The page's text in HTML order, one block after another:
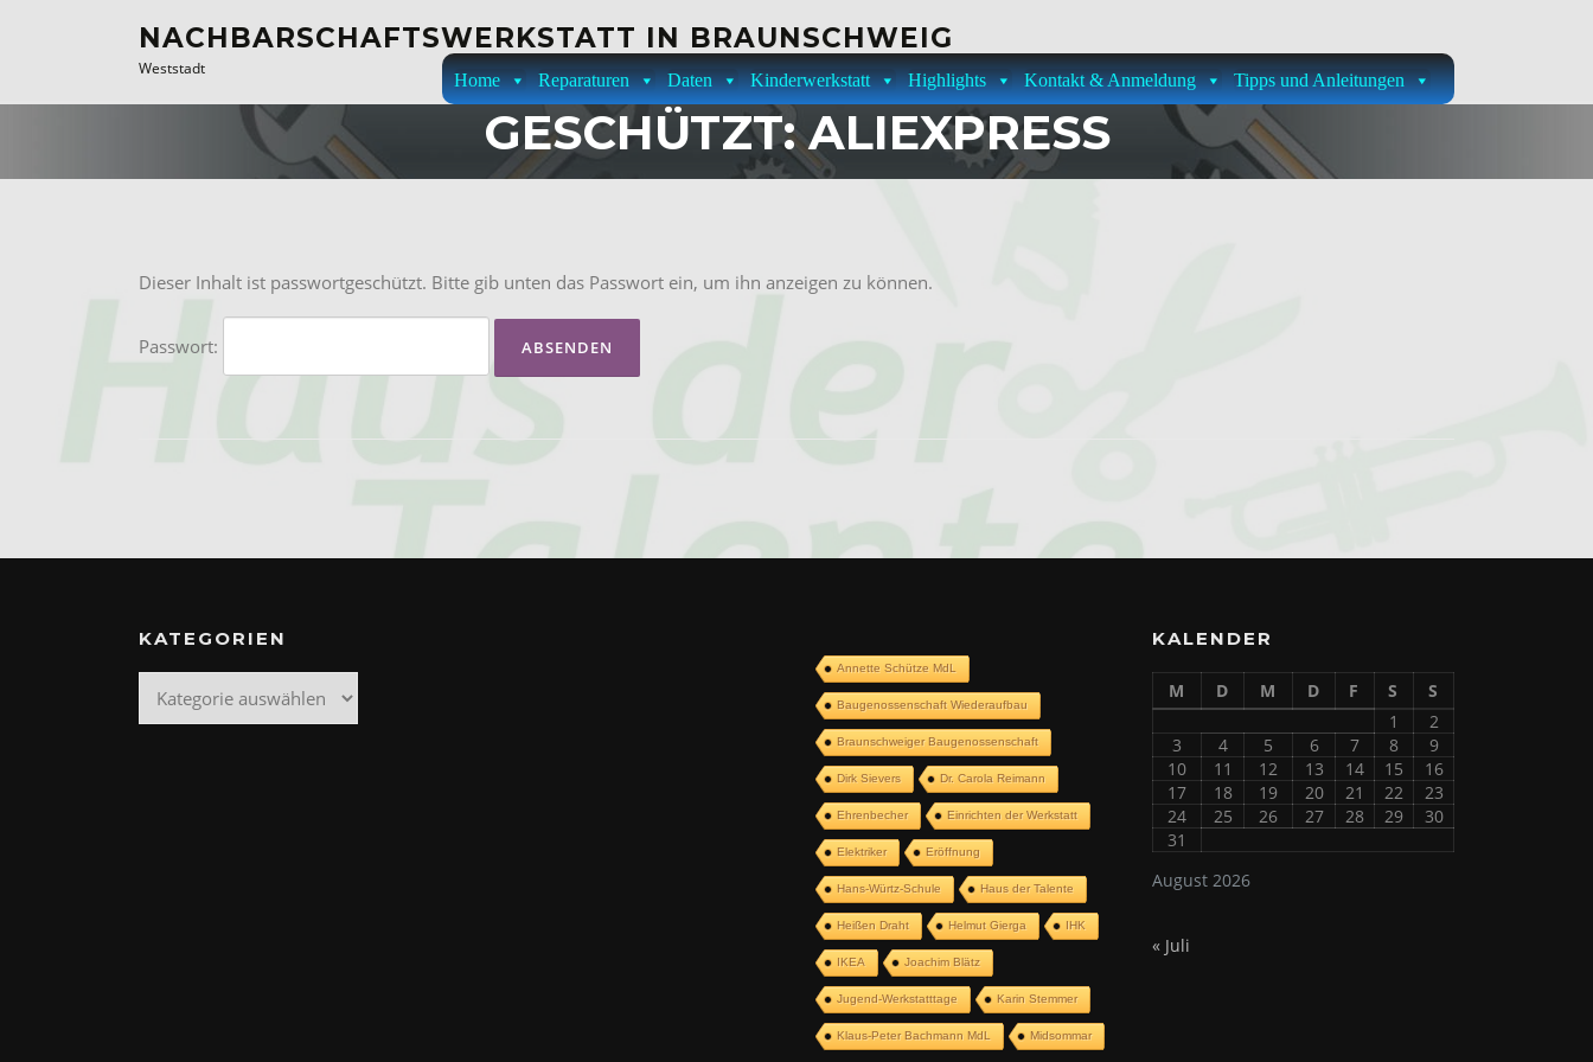
NACHBARSCHAFTSWERKSTATT IN BRAUNSCHWEIG
Weststadt
Home Reparaturen Daten Kinderwerkstatt Highlights Kontakt & Anmeldung Tipps und Anleitungen
GESCHÜTZT: ALIEXPRESS
Dieser Inhalt ist passwortgeschützt. Bitte gib unten das Passwort ein, um ihn anzeigen zu können.
Passwort:
KATEGORIEN
Annette Schütze MdL
Baugenossenschaft Wiederaufbau
Braunschweiger Baugenossenschaft
Dirk Sievers Dr. Carola Reimann
Ehrenbecher Einrichten der Werkstatt
Elektriker Eröffnung
Hans-Würtz-Schule Haus der Talente
Heißen Draht Helmut Gierga IHK
IKEA Joachim Blätz
Jugend-Werkstatttage Karin Stemmer
Klaus-Peter Bachmann MdL Midsommar
KALENDER
August 2026
M D M D F S
S
1
2
3
4 5 6 7 8
9
10
11 12 13 14 15
16
17
18 19 20 21 22
23
24
25 26 27 28 29
30
31
« Juli